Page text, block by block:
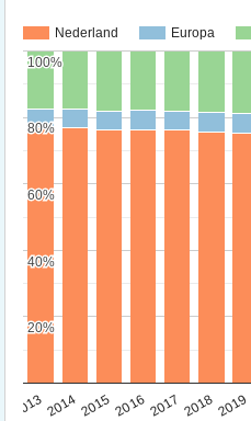
Nederland Europa
20132014201520162017 20182019
20%
20%
40%
40%
60%
60%
80%
80%
100%
100%